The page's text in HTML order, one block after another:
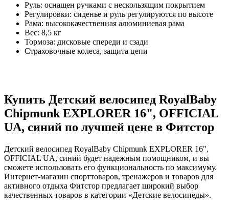
Руль: оснащен ручками с нескользящим покрытием
Регулировки: сиденье и руль регулируются по высоте
Рама: высококачественная алюминиевая рама
Вес: 8,5 кг
Тормоза: дисковые спереди и сзади
Страховочные колеса, защита цепи
Купить Детский велосипед RoyalBaby
Chipmunk EXPLORER 16", OFFICIAL
UA, синий по лучшей цене в Фитстор
Детский велосипед RoyalBaby Chipmunk EXPLORER 16",
OFFICIAL UA, синий будет надежным помощником, и вы
сможете использовать его функциональность по максимуму.
Интернет-магазин спорттоваров, тренажеров и товаров для
активного отдыха Фитстор предлагает широкий выбор
качественных товаров в категории «Детские велосипеды».